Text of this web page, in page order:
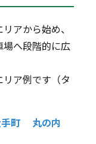
アから始め、
へ段階的に広
ア例です（タ
町 丸の内